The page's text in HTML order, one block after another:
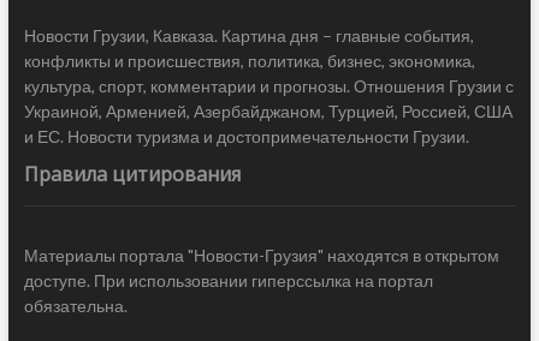
Новости Грузии, Кавказа. Картина дня – главные события,
конфликты и происшествия, политика, бизнес, экономика,
культура, спорт, комментарии и прогнозы. Отношения Грузии с
Украиной, Арменией, Азербайджаном, Турцией, Россией, США
и ЕС. Новости туризма и достопримечательности Грузии.
Правила цитирования
Материалы портала "Новости-Грузия" находятся в открытом
доступе. При использовании гиперссылка на портал
обязательна.